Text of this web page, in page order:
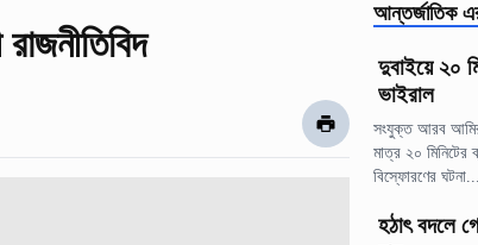
আন্তর্জাতিক
দুবাইয়ে ২০
ভাইরাল
সংযুক্ত আরব
মাত্র ২০ মিনিটের
বিস্ফোরণের ঘটনা...
হঠাৎ বদলে